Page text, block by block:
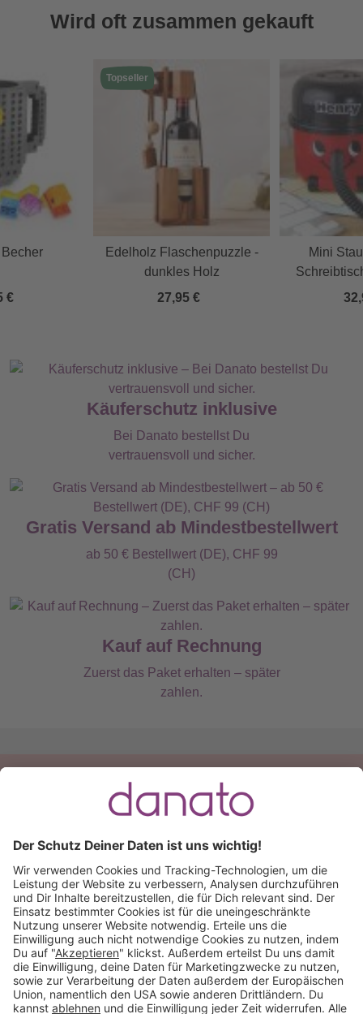
Wird oft zusammen gekauft
€
Topseller
Edelholz Flaschenpuzzle -
dunkles Holz
27,95 €
Mini
Käuferschutz inklusive
Bei Danato bestellst Du
vertrauensvoll und sicher.
Gratis Versand ab Mindestbestellwert
ab 50 € Bestellwert (DE), CHF 99
(CH)
Kauf auf Rechnung
Zuerst das Paket erhalten – später
zahlen.
Du hast eine Frage?
+49 (0) 511 51 56 0300
schreib uns eineE-Mail
Käuferschutz inklusive Kauf auf Rechnung